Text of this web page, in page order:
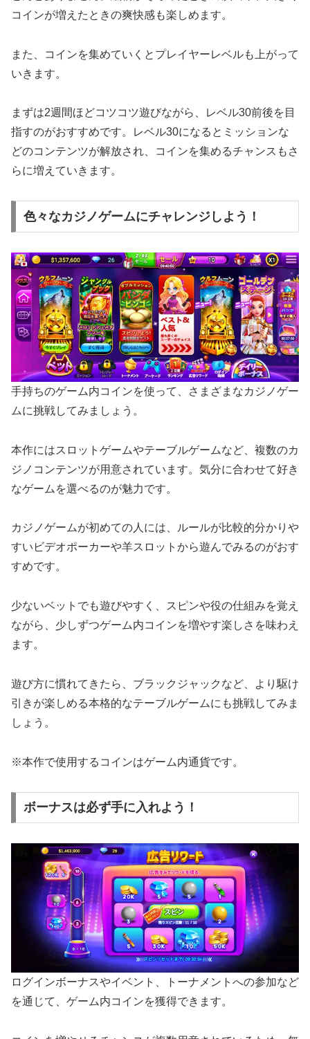
コインが増えたときの爽快感も楽しめます。
また、コインを集めていくとプレイヤーレベルも上がって
いきます。
まずは2週間ほどコツコツ遊びながら、レベル30前後を目
指すのがおすすめです。レベル30になるとミッションな
どのコンテンツが解放され、コインを集めるチャンスもさ
らに増えていきます。
色々なカジノゲームにチャレンジしよう！
手持ちのゲーム内コインを使って、さまざまなカジノゲー
ムに挑戦してみましょう。
本作にはスロットゲームやテーブルゲームなど、複数のカ
ジノコンテンツが用意されています。気分に合わせて好き
なゲームを選べるのが魅力です。
カジノゲームが初めての人には、ルールが比較的分かりや
すいビデオポーカーや羊スロットから遊んでみるのがおす
すめです。
少ないベットでも遊びやすく、スピンや役の仕組みを覚え
ながら、少しずつゲーム内コインを増やす楽しさを味わえ
ます。
遊び方に慣れてきたら、ブラックジャックなど、より駆け
引きが楽しめる本格的なテーブルゲームにも挑戦してみま
しょう。
※本作で使用するコインはゲーム内通貨です。
ボーナスは必ず手に入れよう！
ログインボーナスやイベント、トーナメントへの参加など
を通じて、ゲーム内コインを獲得できます。